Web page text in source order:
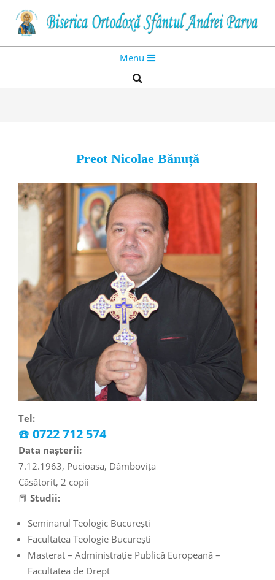
content
Navigation
Menu
Menu
Search
Preot Nicolae Bănuță
Tel:
☎️ 0722 712 574
Data nașterii:
7.12.1963, Pucioasa, Dâmbovița
Căsătorit, 2 copii
📕 Studii:
Seminarul Teologic București
Facultatea Teologie București
Masterat – Administrație Publică Europeană –
Facultatea de Drept